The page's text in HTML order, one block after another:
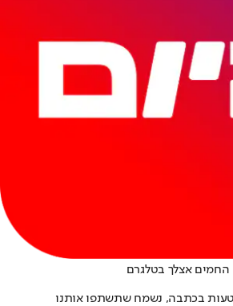
החמים אצלך בטלגרם
בכתבה, נשמח שתשתפו אותנו